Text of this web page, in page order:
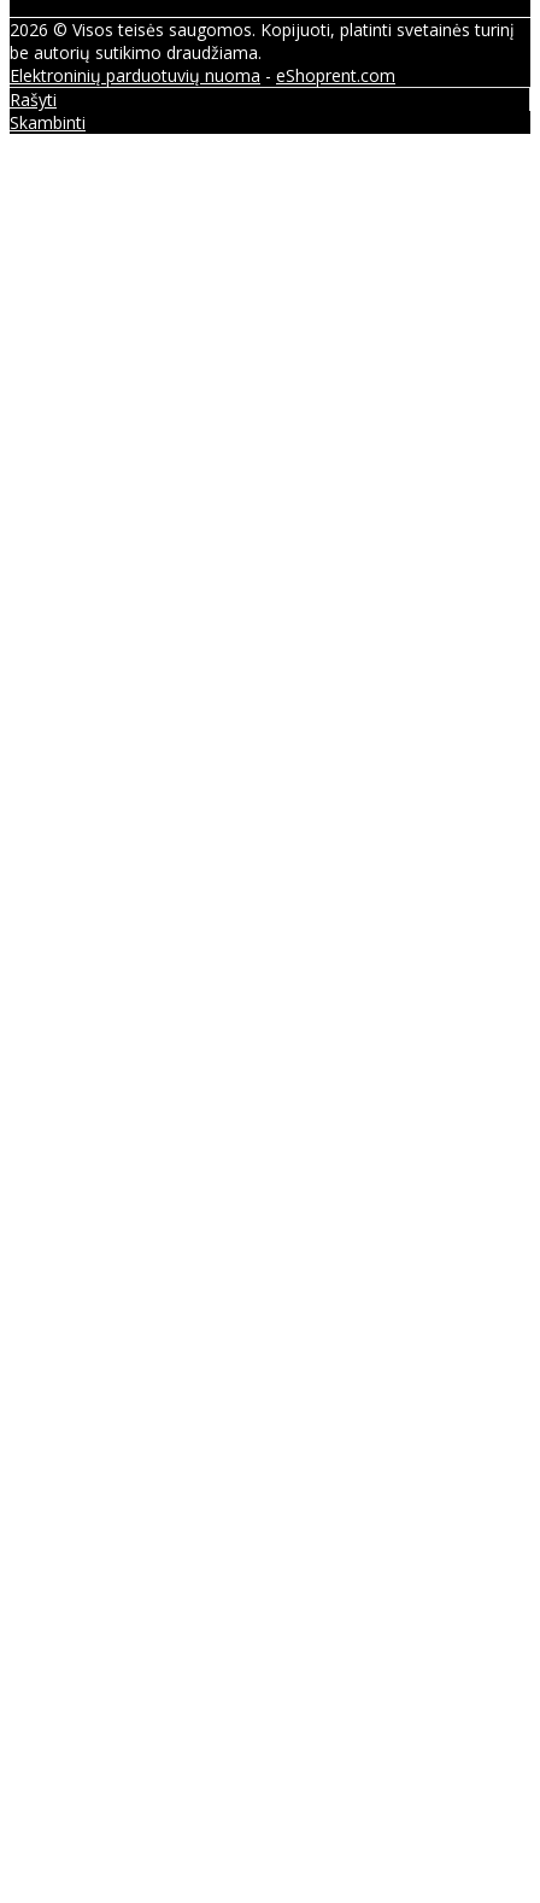
2026 © Visos teisės saugomos. Kopijuoti, platinti svetainės turinį
be autorių sutikimo draudžiama.
Elektroninių parduotuvių nuoma - eShoprent.com
Rašyti
Skambinti